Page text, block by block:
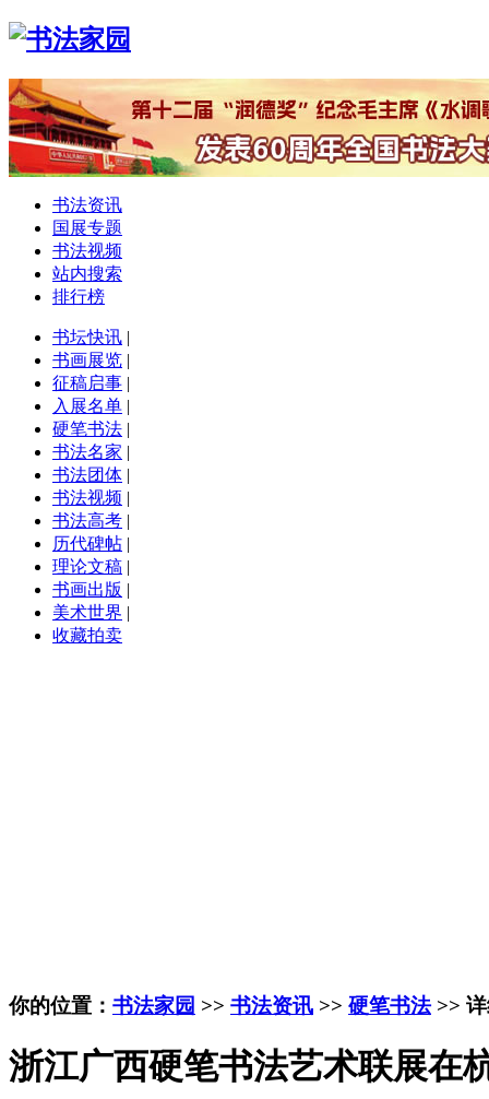
书法资讯
国展专题
书法视频
站内搜索
排行榜
书坛快讯 |
书画展览 |
征稿启事 |
入展名单 |
硬笔书法 |
书法名家 |
书法团体 |
书法视频 |
书法高考 |
历代碑帖 |
理论文稿 |
书画出版 |
美术世界 |
收藏拍卖
你的位置： 书法家园 >> 书法资讯 >> 硬笔书法>>
浙江广西硬笔书法艺术联展在